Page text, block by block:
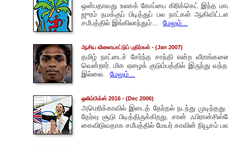
ஒன்பதாவது உலகக் கோப்பை கிரிக்கெட் இந்த
ஜுரம் நமக்குப் பிடித்துப் பல நாட்கள்
சமீபத்தில் இங்கிலாந்தும்...
மேலும்...
ஆசிய விளையாட்டுப் புதிர்கள் - (Jan 2007)
தமிழ் நாட்டைச் சேர்ந்த சாந்தி என்ற
வென்றார். மிக ஏழைக் குடும்பத்தில் இருந்து
இல்லை.
மேலும்...
ஒலிம்பிக்ஸ் 2016 - (Dec 2006)
அமெரிக்காவில் இடைத் தேர்தல் நடந்து
தேர்வு சூடு பிடித்திருக்கிறது. சான்
கைவிடுவதாக சமீபத்தில் மேயர் காவின் நியூசம்